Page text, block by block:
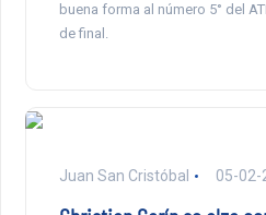
buena forma al número 5° del
de final.
Juan San Cristóbal 05-02-